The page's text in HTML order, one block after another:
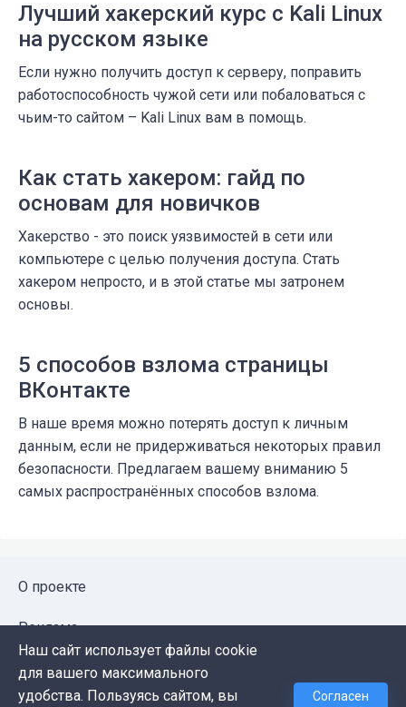
Лучший хакерский курс с Kali Linux
на русском языке
Если нужно получить доступ к серверу, поправить
работоспособность чужой сети или побаловаться с
чьим-то сайтом – Kali Linux вам в помощь.
Как стать хакером: гайд по
основам для новичков
Хакерство - это поиск уязвимостей в сети или
компьютере с целью получения доступа. Стать
хакером непросто, и в этой статье мы затронем
основы.
5 способов взлома страницы
ВКонтакте
В наше время можно потерять доступ к личным
данным, если не придерживаться некоторых правил
безопасности. Предлагаем вашему вниманию 5
самых распространённых способов взлома.
О проекте
Реклама
Публичная оферта
Наш сайт использует файлы cookie
для вашего максимального
удобства. Пользуясь сайтом, вы
Согласен